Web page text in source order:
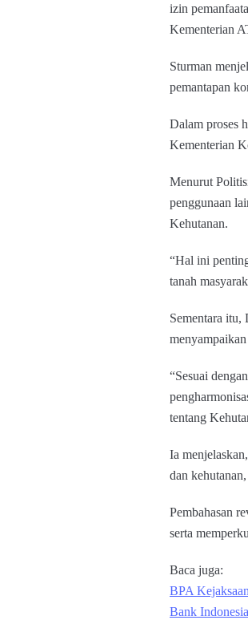
izin
Kementerian
Sturman
pemantapan
Dalam proses
Kementerian
Menurut
penggunaan
Kehutanan.
“Hal ini
tanah
Sementara itu,
“Sesuai
tentang
Ia
dan
Pembahasan
serta
Baca juga:
BPA
Bank